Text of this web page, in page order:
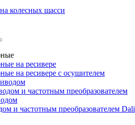
колесных шасси
на ресивере
на ресивере с осушителем
и частотным преобразователем
и частотным преобразователем Dali